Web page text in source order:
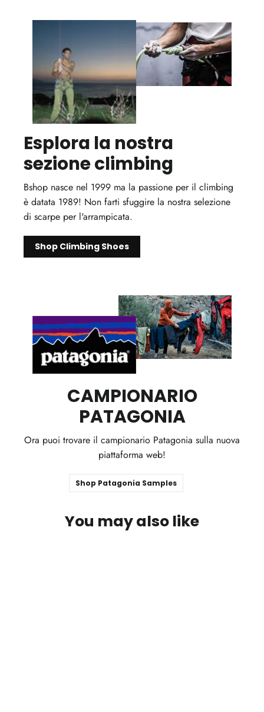
Esplora la nostra
sezione climbing
Bshop nasce nel 1999 ma la passione per il climbing
è datata 1989! Non farti sfuggire la nostra selezione
di scarpe per l'arrampicata.
Shop Climbing Shoes
CAMPIONARIO
PATAGONIA
Ora puoi trovare il campionario Patagonia sulla nuova
piattaforma web!
Shop Patagonia Samples
You may also like